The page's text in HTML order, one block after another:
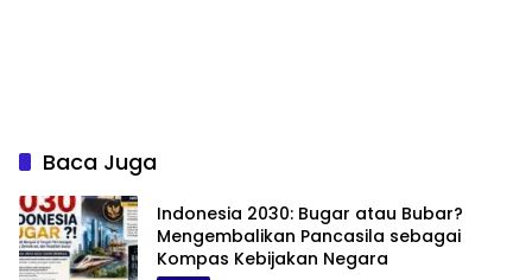
Baca Juga
Indonesia 2030: Bugar atau Bubar?
Mengembalikan Pancasila sebagai
Kompas Kebijakan Negara